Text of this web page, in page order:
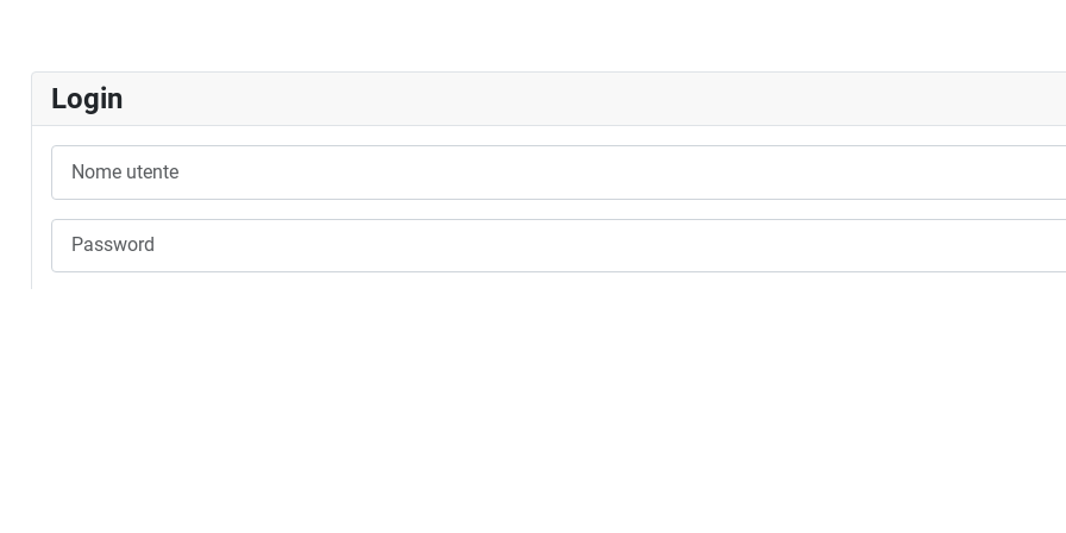
Login
Password